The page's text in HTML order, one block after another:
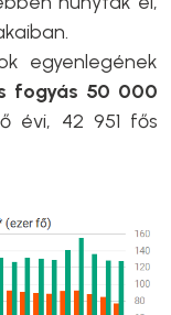
egyenlegének
fogyás 50 000
évi, 42 951 fős